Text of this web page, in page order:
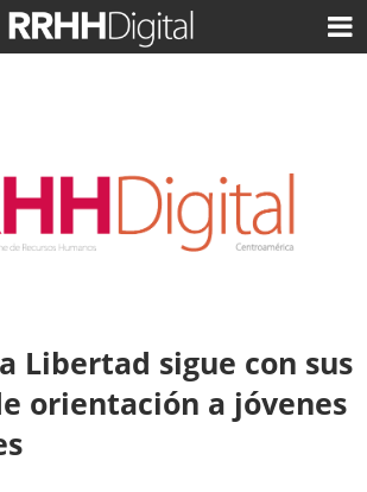
Libertad sigue con sus
orientación a jóvenes